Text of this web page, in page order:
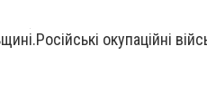
окупаційні